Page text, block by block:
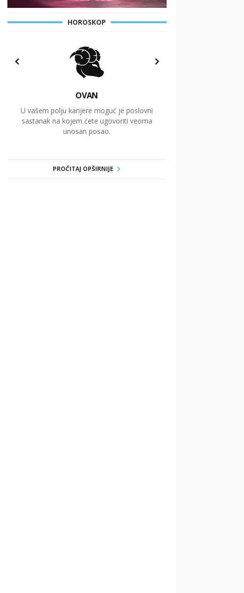
HOROSKOP
OVAN
U vašem polju karijere moguć je poslovni
sastanak na kojem ćete ugovoriti veoma
unosan posao.
PROČITAJ OPŠIRNIJE